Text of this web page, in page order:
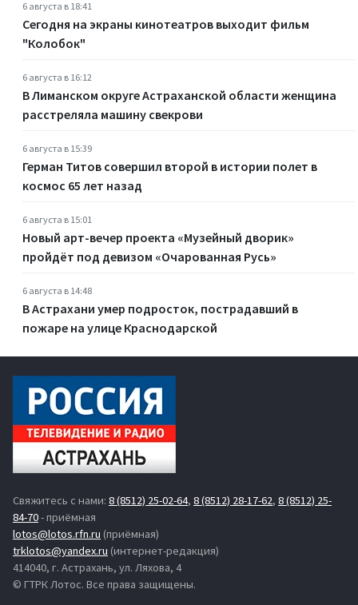
6 августа в 18:41
Сегодня на экраны кинотеатров выходит фильм
"Колобок"
6 августа в 16:12
В Лиманском округе Астраханской области женщина
расстреляла машину свекрови
6 августа в 15:39
Герман Титов совершил второй в истории полет в
космос 65 лет назад
6 августа в 15:01
Новый арт-вечер проекта «Музейный дворик»
пройдёт под девизом «Очарованная Русь»
6 августа в 14:48
В Астрахани умер подросток, пострадавший в
пожаре на улице Краснодарской
Свяжитесь с нами: 8 (8512) 25-02-64, 8 (8512) 28-17-62, 8 (8512) 25-
84-70- приёмная
lotos@lotos.rfn.ru (приёмная)
trklotos@yandex.ru (интернет-редакция)
414040, г. Астрахань, ул. Ляхова, 4
© ГТРК Лотос. Все права защищены.